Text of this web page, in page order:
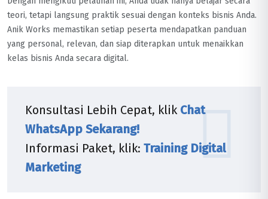
teori, tetapi langsung praktik sesuai dengan konteks bisnis Anda.
Anik Works memastikan setiap peserta mendapatkan panduan
yang personal, relevan, dan siap diterapkan untuk menaikkan
kelas bisnis Anda secara digital.
Konsultasi Lebih Cepat, klik Chat
WhatsApp Sekarang!
Informasi Paket, klik: Training Digital
Marketing